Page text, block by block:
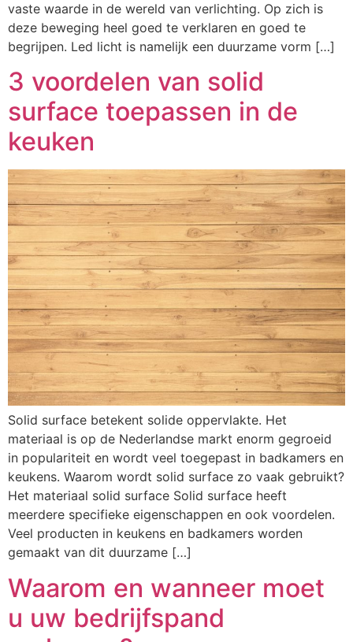
vaste waarde in de wereld van verlichting. Op zich is
deze beweging heel goed te verklaren en goed te
begrijpen. Led licht is namelijk een duurzame vorm […]
3 voordelen van solid
surface toepassen in de
keuken
Solid surface betekent solide oppervlakte. Het
materiaal is op de Nederlandse markt enorm gegroeid
in populariteit en wordt veel toegepast in badkamers en
keukens. Waarom wordt solid surface zo vaak gebruikt?
Het materiaal solid surface Solid surface heeft
meerdere specifieke eigenschappen en ook voordelen.
Veel producten in keukens en badkamers worden
gemaakt van dit duurzame […]
Waarom en wanneer moet
u uw bedrijfspand